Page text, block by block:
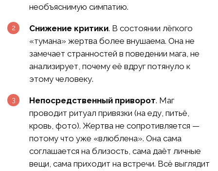
необъяснимую симпатию.
Снижение критики. В состоянии лёгкого
«тумана» жертва более внушаема. Она не
замечает странностей в поведении мага, не
анализирует, почему её вдруг потянуло к
этому человеку.
Непосредственный приворот. Маг
проводит ритуал привязки (на еду, питьё,
кровь, фото). Жертва не сопротивляется —
потому что уже «влюблена». Она сама
соглашается на близость, сама даёт личные
вещи, сама приходит на встречи. Всё выглядит